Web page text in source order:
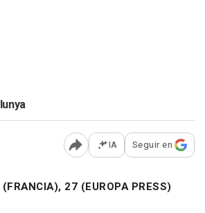
Abrir opciones para
IA Seguir en
27 (EUROPA PRESS)